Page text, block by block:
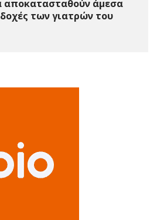
αποκατασταθούν άμεσα
των γιατρών του